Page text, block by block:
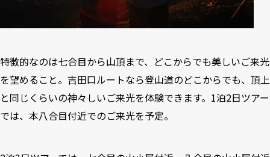
特徴的なのは七合目から山頂まで、どこからでも美しいご来光
を望めること。吉田口ルートなら登山道のどこからでも、頂上
と同じくらいの神々しいご来光を体験できます。1泊2日ツアー
では、本八合目付近でのご来光を予定。